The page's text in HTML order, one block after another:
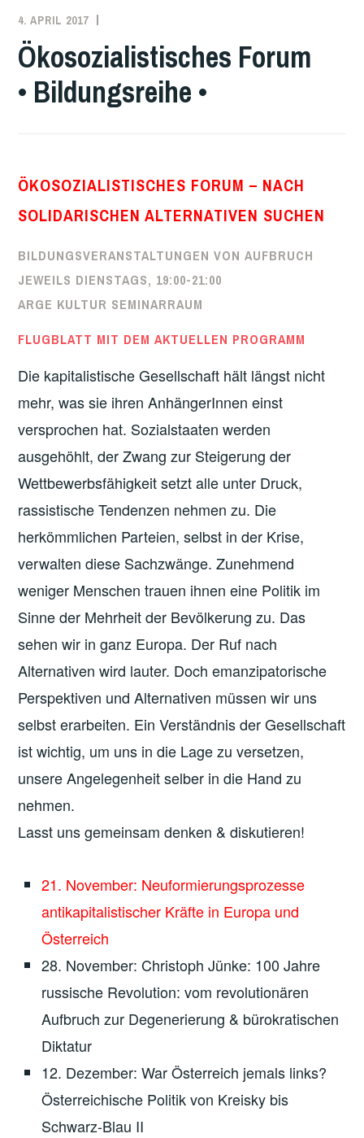
4. APRIL 2017
BILDUNGSREIHE
VERGANGENE
VERANSTALTUNGEN
Ökosozialistisches Forum
• Bildungsreihe •
ÖKOSOZIALISTISCHES FORUM – NACH
SOLIDARISCHEN ALTERNATIVEN SUCHEN
BILDUNGSVERANSTALTUNGEN VON AUFBRUCH
JEWEILS DIENSTAGS, 19:00-21:00
ARGE KULTUR SEMINARRAUM
FLUGBLATT MIT DEM AKTUELLEN PROGRAMM
Die kapitalistische Gesellschaft hält längst nicht
mehr, was sie ihren AnhängerInnen einst
versprochen hat. Sozialstaaten werden
ausgehöhlt, der Zwang zur Steigerung der
Wettbewerbsfähigkeit setzt alle unter Druck,
rassistische Tendenzen nehmen zu. Die
herkömmlichen Parteien, selbst in der Krise,
verwalten diese Sachzwänge. Zunehmend
weniger Menschen trauen ihnen eine Politik im
Sinne der Mehrheit der Bevölkerung zu. Das
sehen wir in ganz Europa. Der Ruf nach
Alternativen wird lauter. Doch emanzipatorische
Perspektiven und Alternativen müssen wir uns
selbst erarbeiten. Ein Verständnis der Gesellschaft
ist wichtig, um uns in die Lage zu versetzen,
unsere Angelegenheit selber in die Hand zu
nehmen.
Lasst uns gemeinsam denken & diskutieren!
21. November: Neuformierungsprozesse
antikapitalistischer Kräfte in Europa und
Österreich
28. November: Christoph Jünke: 100 Jahre
russische Revolution: vom revolutionären
Aufbruch zur Degenerierung & bürokratischen
Diktatur
12. Dezember: War Österreich jemals links?
Österreichische Politik von Kreisky bis
Schwarz-Blau II